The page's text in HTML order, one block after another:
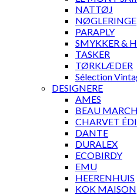
NATTØJ
NØGLERINGE
PARAPLY
SMYKKER &
TASKER
TØRKLÆDER
Sélection
DESIGNERE
AMES
BEAU
CHARVET
DANTE
DURALEX
ECOBIRDY
EMU
HEERENHUIS
KOK MAISON